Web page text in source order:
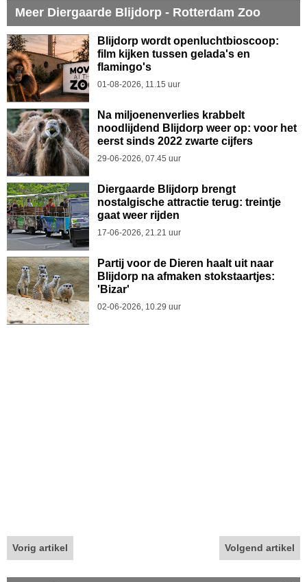
Meer Diergaarde Blijdorp - Rotterdam Zoo
Blijdorp wordt openluchtbioscoop:
film kijken tussen gelada's en
flamingo's
01-08-2026, 11.15 uur
Na miljoenenverlies krabbelt
noodlijdend Blijdorp weer op: voor het
eerst sinds 2022 zwarte cijfers
29-06-2026, 07.45 uur
Diergaarde Blijdorp brengt
nostalgische attractie terug: treintje
gaat weer rijden
17-06-2026, 21.21 uur
Partij voor de Dieren haalt uit naar
Blijdorp na afmaken stokstaartjes:
'Bizar'
02-06-2026, 10.29 uur
Vorig artikel Volgend artikel